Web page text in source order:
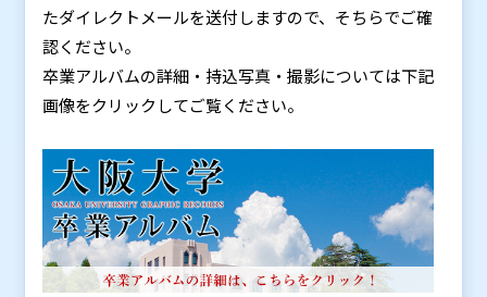
たダイレクトメールを送付しますので、そちらでご確
認ください。
卒業アルバムの詳細・持込写真・撮影については下記
画像をクリックしてご覧ください。